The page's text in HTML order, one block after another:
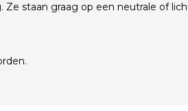
staan graag op een neutrale of